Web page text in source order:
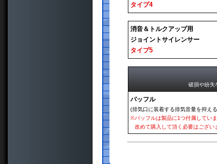
タイプ4
消音＆トルクアップ用
ジョイントサイレンサー
タイプ5
破損や紛失
バッフル
(排気口に装着する排気音量を抑え
※バッフルは製品に1つ付属してい
改めて購入して頂く必要はござい